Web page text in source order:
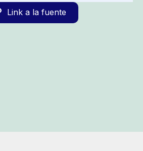
Link a la fuente